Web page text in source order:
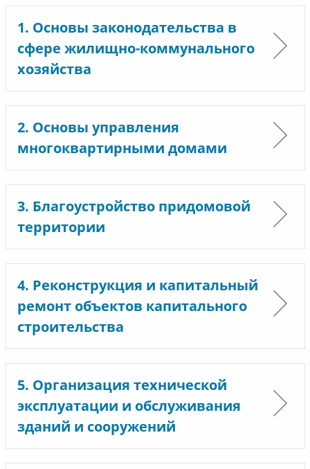
1. Основы законодательства в
сфере жилищно-коммунального
хозяйства
2. Основы управления
многоквартирными домами
3. Благоустройство придомовой
территории
4. Реконструкция и капитальный
ремонт объектов капитального
строительства
5. Организация технической
эксплуатации и обслуживания
зданий и сооружений